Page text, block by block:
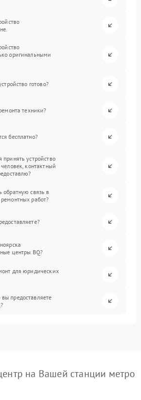
оригинальными
готово?
техники?
бесплатно?
устройство
контактный
обратную связь в
работ?
центры BQ?
для юридических
предоставляете
на Вашей станции метро